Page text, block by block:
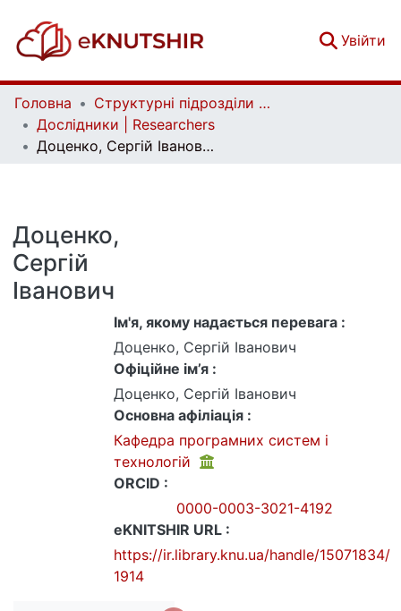
Увійти
Головна
Структурні підрозділи Київського національного університету імені Тараса Шевченка та Організації | Faculties, Institutes and Departments of Taras Shevchenko National University of Kyiv and Organizations
Дослідники | Researchers
Доценко, Сергій Іванович
Доценко,
Сергій
Іванович
Ім'я, якому надається перевага :
Доценко, Сергій Іванович
Офіційне ім’я :
Доценко, Сергій Іванович
Основна афіліація :
Кафедра програмних систем і
технологій
ORCID :
0000-0003-3021-4192
eKNITSHIR URL :
https://ir.library.knu.ua/handle/15071834/
1914